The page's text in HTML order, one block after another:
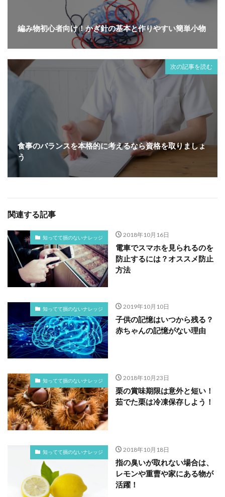
編み物初心者向け！かぎ針の基本と作りやすい簡単小物
次の記事を読む
食事のバランスを本格的に考えるなら資格を取りましょ
う
関連する記事
知ってて損のないナレッジ 2018年10月16日
電車でスマホを見られるのを
防止するには？オススメ防止
方法
知ってて損のないナレッジ 2019年10月10日
子供の記憶はいつから残る？
赤ちゃんの記憶がない理由
知ってて損のないナレッジ 2018年10月23日
栗の賞味期限は意外と短い！
茹でた栗は冷凍保存しよう！
知ってて損のないナレッジ 2018年10月18日
指の臭いが取れない場合は、
レモンや重曹や家にある物が
活躍！